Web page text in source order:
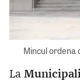
Mincul ordena
La